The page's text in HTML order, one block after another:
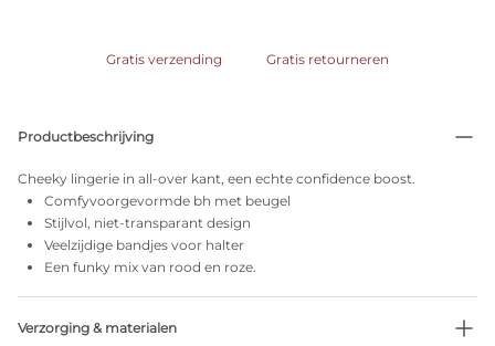
Gratis verzending Gratis retourneren
Productbeschrijving
Cheeky lingerie in all-over kant, een echte confidence boost.
Comfyvoorgevormde bh met beugel
Stijlvol, niet-transparant design
Veelzijdige bandjes voor halter
Een funky mix van rood en roze.
Verzorging & materialen